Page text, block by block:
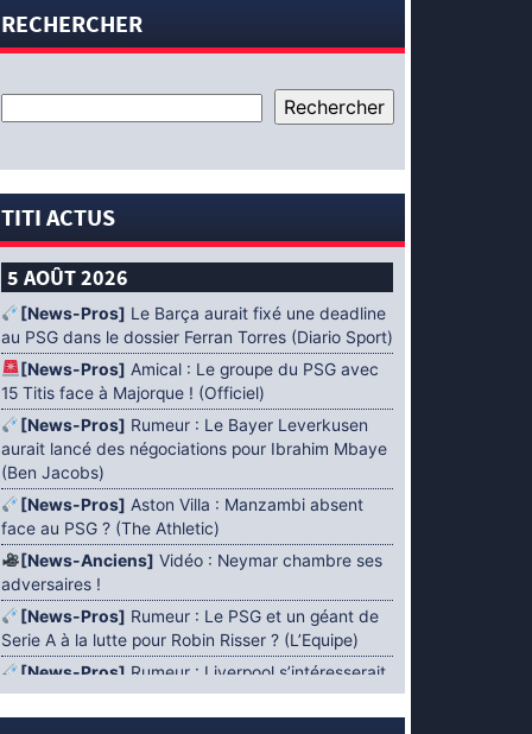
RECHERCHER
TITI ACTUS
5 AOÛT 2026
[News-Pros] Le Barça aurait fixé une deadline
au PSG dans le dossier Ferran Torres (Diario Sport)
[News-Pros] Amical : Le groupe du PSG avec
15 Titis face à Majorque ! (Officiel)
[News-Pros] Rumeur : Le Bayer Leverkusen
aurait lancé des négociations pour Ibrahim Mbaye
(Ben Jacobs)
[News-Pros] Aston Villa : Manzambi absent
face au PSG ? (The Athletic)
[News-Anciens] Vidéo : Neymar chambre ses
adversaires !
[News-Pros] Rumeur : Le PSG et un géant de
Serie A à la lutte pour Robin Risser ? (L’Equipe)
[News-Pros] Rumeur : Liverpool s’intéresserait
à Ibrahim Mbaye en plus de Bradley Barcola
(Fabrizio Romano)